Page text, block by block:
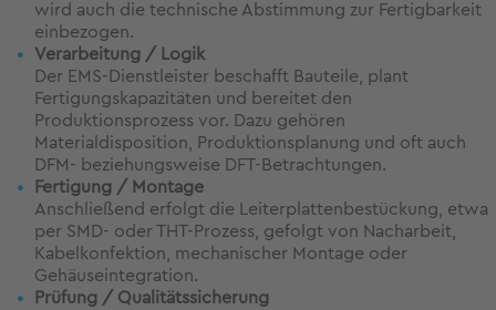
wird auch die technische Abstimmung zur Fertigbarkeit
einbezogen.
Verarbeitung / Logik
Der EMS-Dienstleister beschafft Bauteile, plant
Fertigungskapazitäten und bereitet den
Produktionsprozess vor. Dazu gehören
Materialdisposition, Produktionsplanung und oft auch
DFM- beziehungsweise DFT-Betrachtungen.
Fertigung / Montage
Anschließend erfolgt die Leiterplattenbestückung, etwa
per SMD- oder THT-Prozess, gefolgt von Nacharbeit,
Kabelkonfektion, mechanischer Montage oder
Gehäuseintegration.
Prüfung / Qualitätssicherung